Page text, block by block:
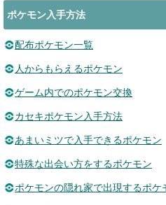
ポケモン入手方法
配布ポケモン一覧
人からもらえるポケモン
ゲーム内でのポケモン交換
カセキポケモン入手方法
あまいミツで入手できるポケモン
特殊な出会い方をするポケモン
ポケモンの隠れ家で出現するポケ